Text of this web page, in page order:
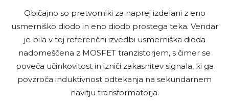
Običajno so pretvorniki za naprej izdelani z eno
usmerniško diodo in eno diodo prostega teka. Vendar
je bila v tej referenčni izvedbi usmerniška dioda
nadomeščena z MOSFET tranzistorjem, s čimer se
poveča učinkovitost in izniči zakasnitev signala, ki ga
povzroča induktivnost odtekanja na sekundarnem
navitju transformatorja.